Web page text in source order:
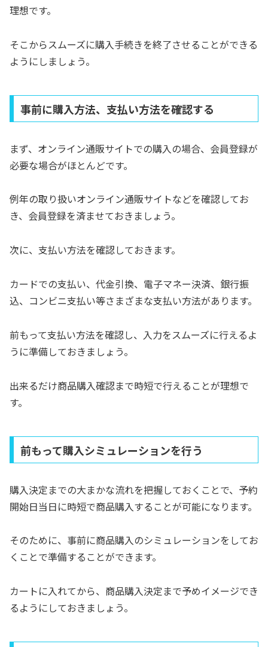
理想です。
そこからスムーズに購入手続きを終了させることができる
ようにしましょう。
事前に購入方法、支払い方法を確認する
まず、オンライン通販サイトでの購入の場合、会員登録が
必要な場合がほとんどです。
例年の取り扱いオンライン通販サイトなどを確認してお
き、会員登録を済ませておきましょう。
次に、支払い方法を確認しておきます。
カードでの支払い、代金引換、電子マネー決済、銀行振
込、コンビニ支払い等さまざまな支払い方法があります。
前もって支払い方法を確認し、入力をスムーズに行えるよ
うに準備しておきましょう。
出来るだけ商品購入確認まで時短で行えることが理想で
す。
前もって購入シミュレーションを行う
購入決定までの大まかな流れを把握しておくことで、予約
開始日当日に時短で商品購入することが可能になります。
そのために、事前に商品購入のシミュレーションをしてお
くことで準備することができます。
カートに入れてから、商品購入決定まで予めイメージでき
るようにしておきましょう。